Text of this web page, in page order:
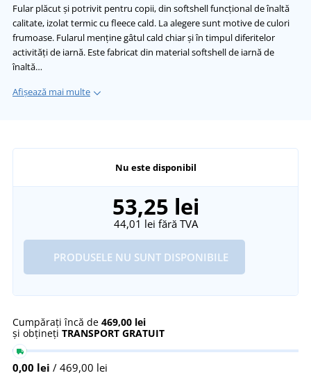
Fular plăcut și potrivit pentru copii, din softshell funcțional de înaltă
calitate, izolat termic cu fleece cald. La alegere sunt motive de culori
frumoase. Fularul menține gâtul cald chiar și în timpul diferitelor
activități de iarnă. Este fabricat din material softshell de iarnă de
înaltă…
Afișează mai multe
Nu este disponibil
53,25 lei
44,01 lei fără TVA
PRODUSELE NU SUNT DISPONIBILE
Cumpărați încă de 469,00 lei
și obțineți TRANSPORT GRATUIT
0,00 lei / 469,00 lei